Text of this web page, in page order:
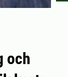
och